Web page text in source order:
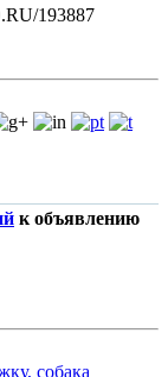
193887
к объявлению
собака